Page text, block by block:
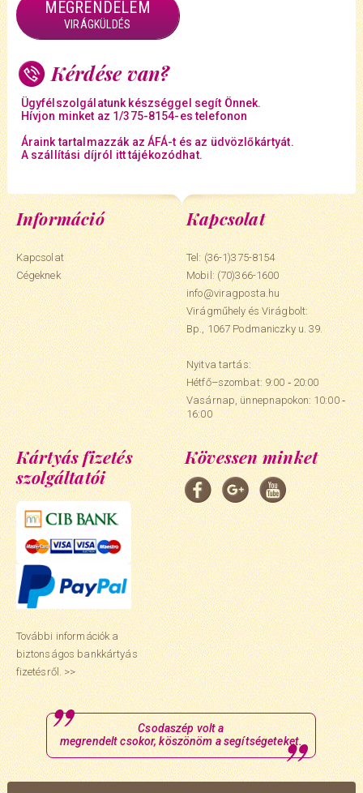
MEGRENDELEM
VIRÁGKÜLDÉS
Kérdése van?
Ügyfélszolgálatunk készséggel segít Önnek.
Hívjon minket az 1/375-8154-es telefonon
Áraink tartalmazzák az ÁFÁ-t és az üdvözlőkártyát.
A szállítási díjról itt tájékozódhat.
Információ
Kapcsolat
Cégeknek
Kapcsolat
Tel: (36-1)375-8154
Mobil:(70)366-1600
info@viragposta.hu
Virágműhely és Virágbolt:
Bp., 1067 Podmaniczky u. 39.
Nyitva tartás:
Hétfő–szombat: 9:00 ‑ 20:00
Vasárnap, ünnepnapokon: 10:00 ‑
16:00
Kártyás fizetés
szolgáltatói
További információk a
biztonságos bankkártyás
fizetésről. >>
Kövessen minket
Csodaszép volt a
megrendelt csokor, köszönöm a segítségeteket.